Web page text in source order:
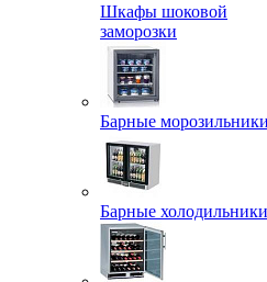
Шкафы шоковой
заморозки
Барные морозильники
Барные холодильники